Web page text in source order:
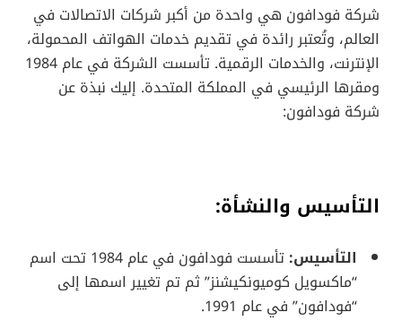
شركة فودافون هي واحدة من أكبر شركات الاتصالات في
العالم، وتُعتبر رائدة في تقديم خدمات الهواتف المحمولة،
الإنترنت، والخدمات الرقمية. تأسست الشركة في عام 1984
ومقرها الرئيسي في المملكة المتحدة. إليك نبذة عن
شركة فودافون:
التأسيس والنشأة:
التأسيس:
تأسست فودافون في عام 1984 تحت اسم
“ماكسويل كوميونكيشنز” ثم تم تغيير اسمها إلى
“فودافون” في عام 1991.